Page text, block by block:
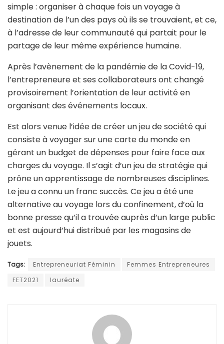
simple : organiser à chaque fois un voyage à
destination de l’un des pays où ils se trouvaient, et ce,
à l’adresse de leur communauté qui partait pour le
partage de leur même expérience humaine.
Après l’avènement de la pandémie de la Covid-19,
l’entrepreneure et ses collaborateurs ont changé
provisoirement l’orientation de leur activité en
organisant des événements locaux.
Est alors venue l’idée de créer un jeu de société qui
consiste à voyager sur une carte du monde en
gérant un budget de dépenses pour faire face aux
charges du voyage. Il s’agit d’un jeu de stratégie qui
prône un apprentissage de nombreuses disciplines.
Le jeu a connu un franc succès. Ce jeu a été une
alternative au voyage lors du confinement, d’où la
bonne presse qu’il a trouvée auprès d’un large public
et est aujourd’hui distribué par les magasins de
jouets.
Tags: Entrepreneuriat Féminin
Femmes Entrepreneures
FET2021
lauréate